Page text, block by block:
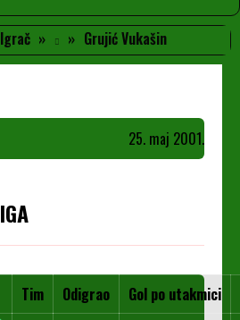
Igrač Grujić Vukašin
25. maj 2001.
Tim Odigrao Gol po utakmici